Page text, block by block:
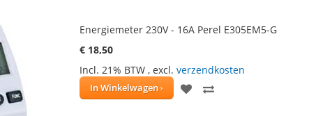
Energiemeter 230V - 16A Perel E305EM5-G
€ 18,50
Incl. 21% BTW , excl. verzendkosten
In Winkelwagen
VOEG